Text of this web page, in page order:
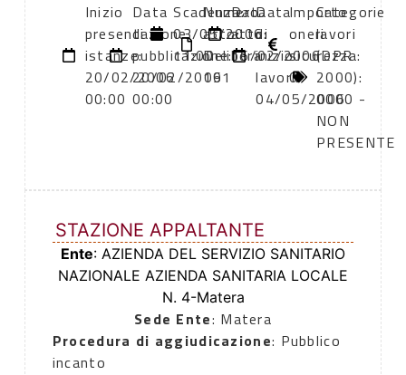
Inizio
presentazione
istanze:
20/02/2006
00:00
Data
di
pubblicazione:
20/02/2006
00:00
Scadenza:
03/05/2006
11:00
Numero
atto:
Delibera
191
Data
atto:
16/02/2006
Data
di
inizio
lavori:
04/05/2006
Importo
oneri
sicurezza:
0
Categorie
lavori
(DPR
2000):
0000 -
NON
PRESENTE
STAZIONE APPALTANTE
Ente: AZIENDA DEL SERVIZIO SANITARIO
NAZIONALE AZIENDA SANITARIA LOCALE
N. 4-Matera
Sede Ente: Matera
Procedura di aggiudicazione: Pubblico
incanto